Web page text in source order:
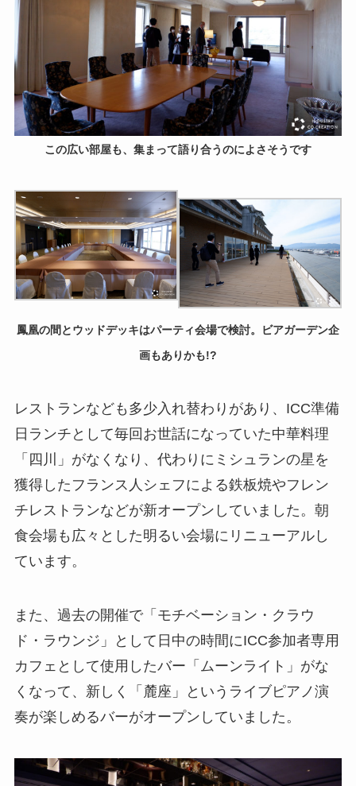
この広い部屋も、集まって語り合うのによさそうです
鳳凰の間とウッドデッキはパーティ会場で検討。ビアガーデン企
画もありかも!?
レストランなども多少入れ替わりがあり、ICC準備
日ランチとして毎回お世話になっていた中華料理
「四川」がなくなり、代わりにミシュランの星を
獲得したフランス人シェフによる鉄板焼やフレン
チレストランなどが新オープンしていました。朝
食会場も広々とした明るい会場にリニューアルし
ています。
また、過去の開催で「モチベーション・クラウ
ド・ラウンジ」として日中の時間にICC参加者専用
カフェとして使用したバー「ムーンライト」がな
くなって、新しく「麓座」というライブピアノ演
奏が楽しめるバーがオープンしていました。